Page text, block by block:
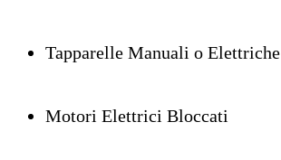
Tapparelle Manuali o Elettriche
Motori Elettrici Bloccati